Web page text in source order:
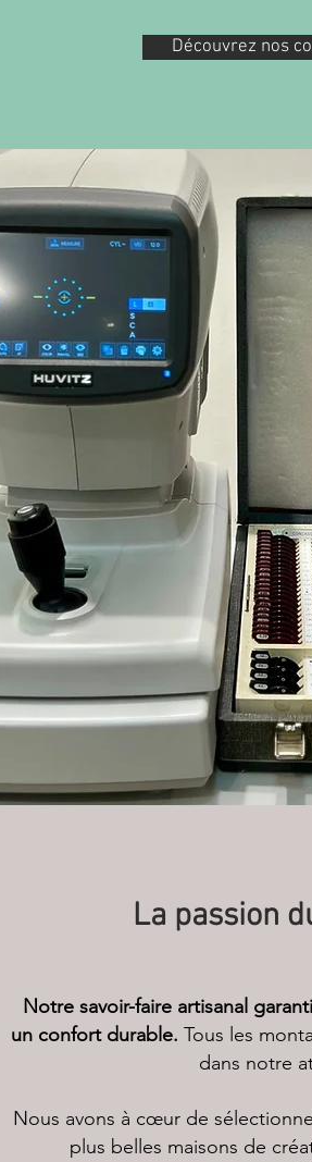
Découvrez nos
La passion
Notre savoir-faire artisanal
un confort durable. Tous les
dans notre
Nous avons à cœur de
plus belles maisons de